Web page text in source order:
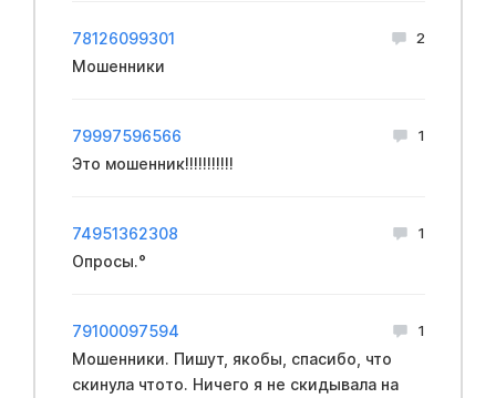
78126099301 2
Мошенники
79997596566 1
Это мошенник!!!!!!!!!!!
74951362308 1
Опросы.°
79100097594 1
Мошенники. Пишут, якобы, спасибо, что
скинула чтото. Ничего я не скидывала на